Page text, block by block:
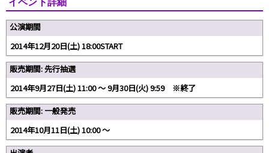
公演期間
2014年12月20日(土) 18:00START
販売期間: 先行抽選
2014年9月27日(土) 11:00 〜 9月30日(火) 9:59 ※終了
販売期間: 一般発売
2014年10月11日(土) 10:00 〜